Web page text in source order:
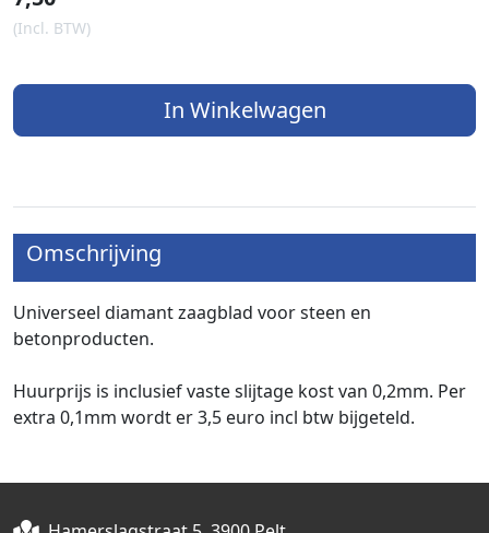
(Incl. BTW)
In Winkelwagen
Omschrijving
Universeel diamant zaagblad voor steen en
betonproducten.
Huurprijs is inclusief vaste slijtage kost van 0,2mm. Per
extra 0,1mm wordt er 3,5 euro incl btw bijgeteld.